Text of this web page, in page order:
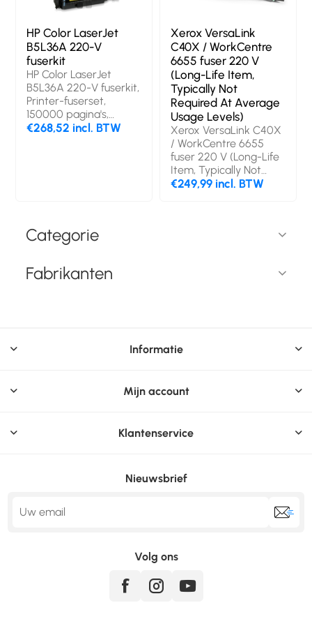
Categorie
Fabrikanten
HP Color LaserJet
B5L36A 220-V
fuserkit
HP Color LaserJet
B5L36A 220-V fuserkit,
Printer-fuserset,
150000 pagina's,
China, HP, HP Color
€268,52 incl. BTW
Xerox VersaLink
C40X / WorkCentre
6655 fuser 220 V
(Long-Life Item,
Typically Not
Required At Average
Usage Levels)
Xerox VersaLink C40X
/ WorkCentre 6655
fuser 220 V (Long-Life
Item, Typically Not
Required At Average
Xerox, Compatibiliteit:
6655, VersaLink C405,
Hoogte verpakking:
240 mm. Export
€249,99 incl. BTW
Informatie
Mijn account
Klantenservice
Nieuwsbrief
Volg ons